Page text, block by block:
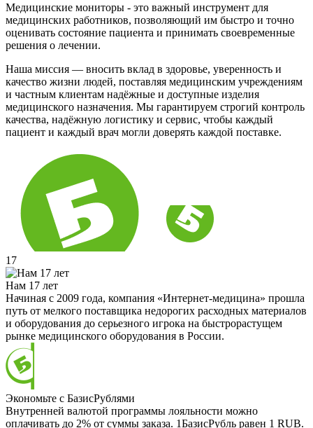
Медицинские мониторы - это важный инструмент для
медицинских работников, позволяющий им быстро и точно
оценивать состояние пациента и принимать своевременные
решения о лечении.
Наша миссия — вносить вклад в здоровье, уверенность и
качество жизни людей, поставляя медицинским учреждениям
и частным клиентам надёжные и доступные изделия
медицинского назначения. Мы гарантируем строгий контроль
качества, надёжную логистику и сервис, чтобы каждый
пациент и каждый врач могли доверять каждой поставке.
17
Нам 17 лет
Начиная с 2009 года, компания «Интернет-медицина» прошла
путь от мелкого поставщика недорогих расходных материалов
и оборудования до серьезного игрока на быстрорастущем
рынке медицинского оборудования в России.
Экономьте с БазисРублями
Внутренней валютой программы лояльности можно
оплачивать до 2% от суммы заказа. 1БазисРубль равен 1 RUB.